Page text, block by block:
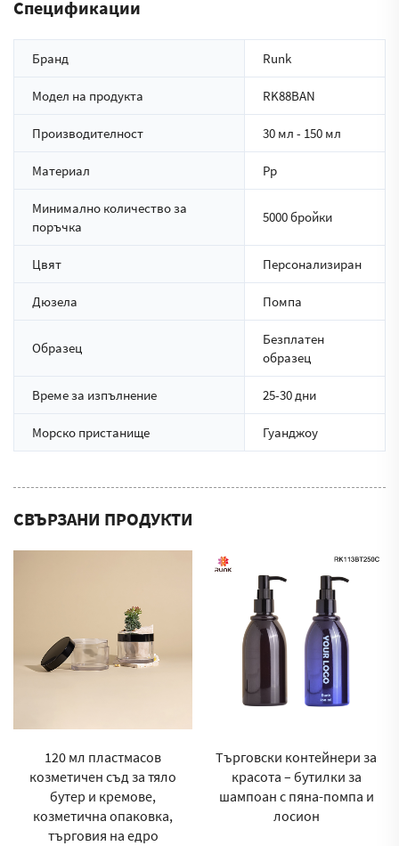
Спецификации
Бранд Runk
Модел на продукта RK88BAN
Производителност 30 мл - 150 мл
Материал Pp
Минимално количество за
поръчка
5000 бройки
Цвят Персонализиран
Дюзела Помпа
Образец
Безплатен
образец
Време за изпълнение 25-30 дни
Морско пристанище Гуанджоу
СВЪРЗАНИ ПРОДУКТИ
120 мл пластмасов
козметичен съд за тяло
бутер и кремове,
козметична опаковка,
търговия на едро
Търговски контейнери за
красота – бутилки за
шампоан с пяна-помпа и
лосион